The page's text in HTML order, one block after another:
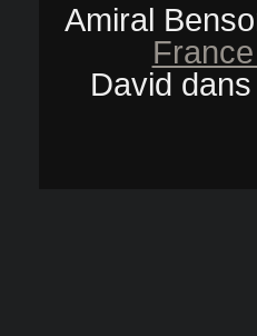
Amiral
David dans